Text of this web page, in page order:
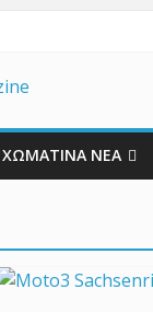
ΧΩΜΑΤΙΝΑ ΝΕΑ